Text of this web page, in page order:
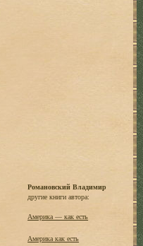
Романовский Владимир
другие книги автора:
Америка — как есть
Америка как есть